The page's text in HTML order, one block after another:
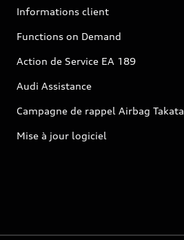
Informations client
Functions on Demand
Action de Service EA 189
Audi Assistance
Campagne de rappel Airbag Takata
Mise à jour logiciel